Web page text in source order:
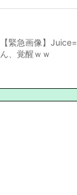
【緊急画像】
ん、覚醒ｗｗ